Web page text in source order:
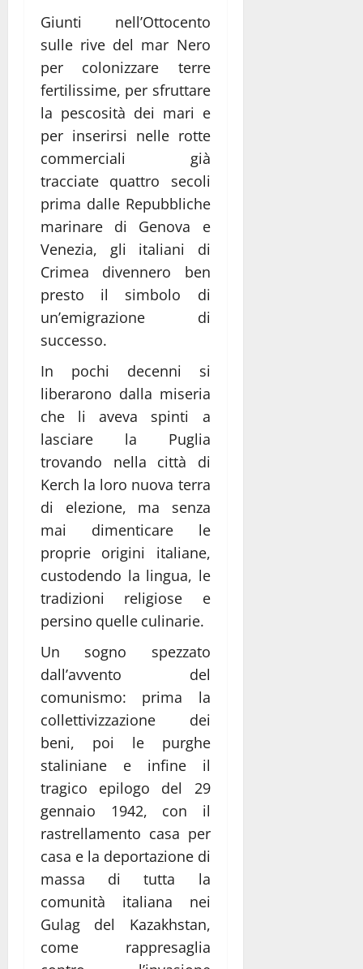
Giunti nell’Ottocento
sulle rive del mar Nero
per colonizzare terre
fertilissime, per sfruttare
la pescosità dei mari e
per inserirsi nelle rotte
commerciali già
tracciate quattro secoli
prima dalle Repubbliche
marinare di Genova e
Venezia, gli italiani di
Crimea divennero ben
presto il simbolo di
un’emigrazione di
successo.
In pochi decenni si
liberarono dalla miseria
che li aveva spinti a
lasciare la Puglia
trovando nella città di
Kerch la loro nuova terra
di elezione, ma senza
mai dimenticare le
proprie origini italiane,
custodendo la lingua, le
tradizioni religiose e
persino quelle culinarie.
Un sogno spezzato
dall’avvento del
comunismo: prima la
collettivizzazione dei
beni, poi le purghe
staliniane e infine il
tragico epilogo del 29
gennaio 1942, con il
rastrellamento casa per
casa e la deportazione di
massa di tutta la
comunità italiana nei
Gulag del Kazakhstan,
come rappresaglia